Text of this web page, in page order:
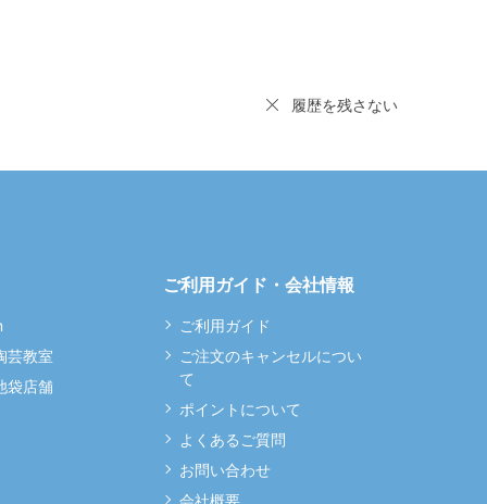
履歴を残さない
芸教室
袋店舗
ご利用ガイド・会社情報
ご利用ガイド
ご注文のキャンセルについ
て
ポイントについて
よくあるご質問
お問い合わせ